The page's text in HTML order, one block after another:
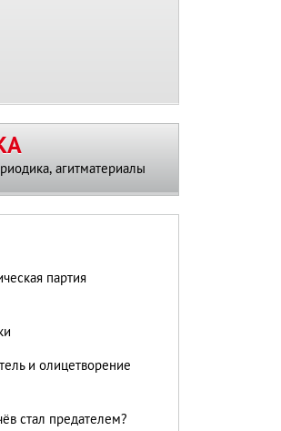
агитматериалы
партия
и олицетворение
стал предателем?